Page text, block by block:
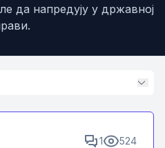
да напредују у државној
1 524